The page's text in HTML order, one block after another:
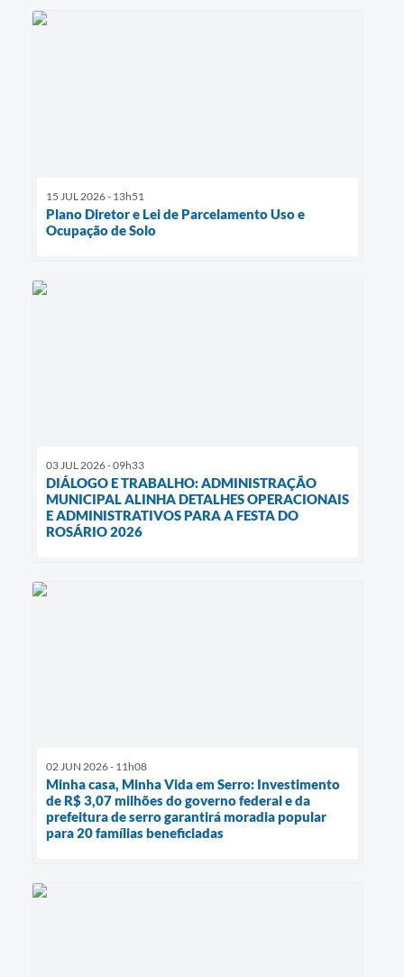
15 JUL 2026 - 13h51
Plano Diretor e Lei de Parcelamento Uso e
Ocupação de Solo
03 JUL 2026 - 09h33
DIÁLOGO E TRABALHO: ADMINISTRAÇÃO
MUNICIPAL ALINHA DETALHES OPERACIONAIS
E ADMINISTRATIVOS PARA A FESTA DO
ROSÁRIO 2026
02 JUN 2026 - 11h08
Minha casa, Minha Vida em Serro: Investimento
de R$ 3,07 milhões do governo federal e da
prefeitura de serro garantirá moradia popular
para 20 famílias beneficiadas